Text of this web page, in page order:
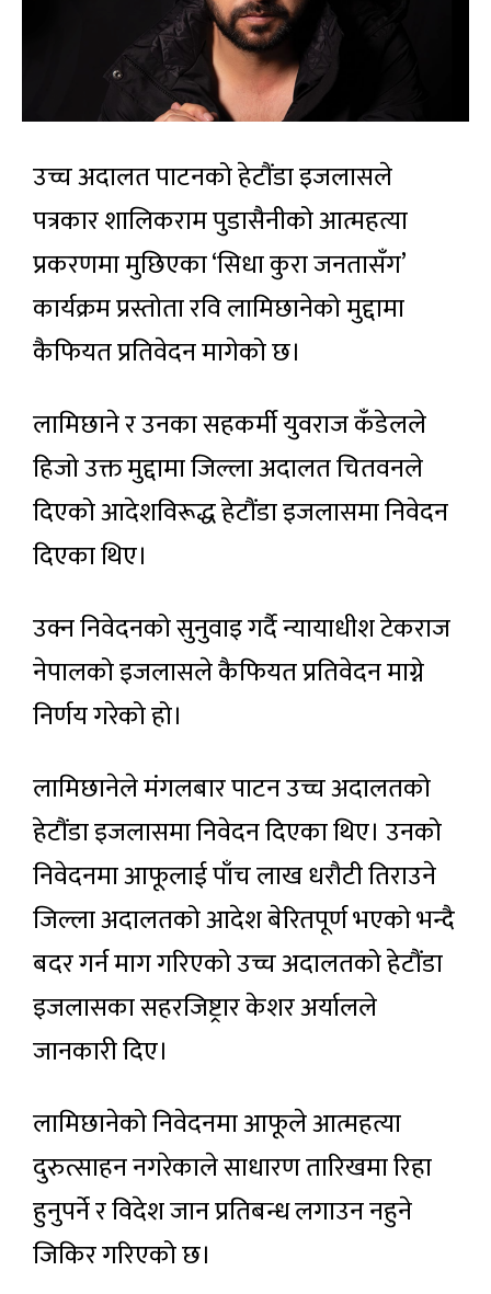
उच्च अदालत पाटनको हेटौंडा इजलासले
पत्रकार शालिकराम पुडासैनीको आत्महत्या
प्रकरणमा मुछिएका ‘सिधा कुरा जनतासँग’
कार्यक्रम प्रस्तोता रवि लामिछानेको मुद्दामा
कैफियत प्रतिवेदन मागेको छ।
लामिछाने र उनका सहकर्मी युवराज कँडेलले
हिजो उक्त मुद्दामा जिल्ला अदालत चितवनले
दिएको आदेशविरूद्ध हेटौंडा इजलासमा निवेदन
दिएका थिए।
उक्न निवेदनको सुनुवाइ गर्दै न्यायाधीश टेकराज
नेपालको इजलासले कैफियत प्रतिवेदन माग्ने
निर्णय गरेको हो।
लामिछानेले मंगलबार पाटन उच्च अदालतको
हेटौंडा इजलासमा निवेदन दिएका थिए। उनको
निवेदनमा आफूलाई पाँच लाख धरौटी तिराउने
जिल्ला अदालतको आदेश बेरितपूर्ण भएको भन्दै
बदर गर्न माग गरिएको उच्च अदालतको हेटौंडा
इजलासका सहरजिष्ट्रार केशर अर्यालले
जानकारी दिए।
लामिछानेको निवेदनमा आफूले आत्महत्या
दुरुत्साहन नगरेकाले साधारण तारिखमा रिहा
हुनुपर्ने र विदेश जान प्रतिबन्ध लगाउन नहुने
जिकिर गरिएको छ।